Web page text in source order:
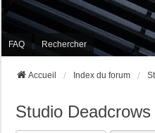
FAQ Rechercher
Accueil Index du forum
Studio Deadcrows